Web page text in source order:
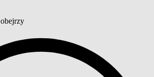
obejrzy